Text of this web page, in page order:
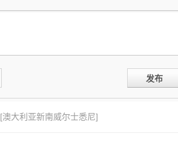
发布
[澳大利亚新南威尔士悉尼]